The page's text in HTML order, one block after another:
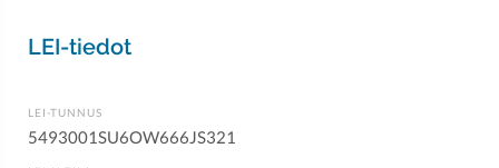
LEI-tiedot
LEI-TUNNUS
5493001SU6OW666JS321